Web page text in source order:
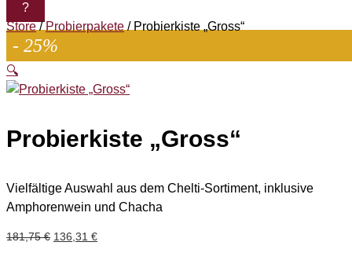
?
Store/Probierpakete / Probierkiste „Gross“
- 25%
🔍
Probierkiste „Gross“
Vielfältige Auswahl aus dem Chelti-Sortiment, inklusive
Amphorenwein und Chacha
181,75€ 136,31 €